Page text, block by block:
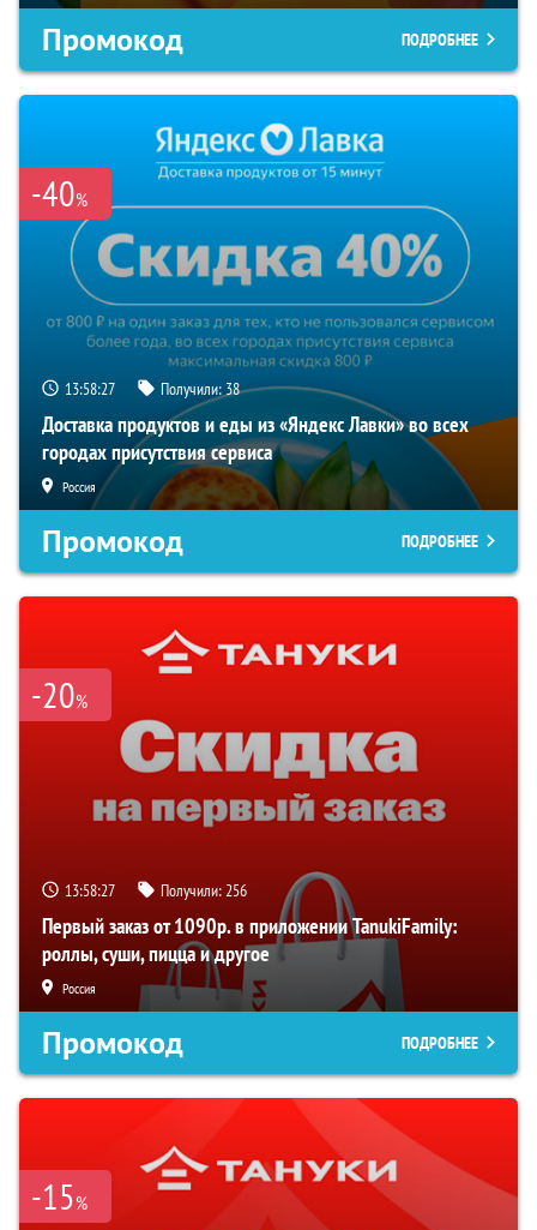
Промокод ПОДРОБНЕЕ
-40%
13:58:27 Получили:38
Доставка продуктов и еды из «Яндекс Лавки» во всех
городах присутствия сервиса
Россия
Промокод ПОДРОБНЕЕ
-20%
13:58:27 Получили:256
Первый заказ от 1090р. в приложении TanukiFamily:
роллы, суши, пицца и другое
Россия
Промокод ПОДРОБНЕЕ
-15%